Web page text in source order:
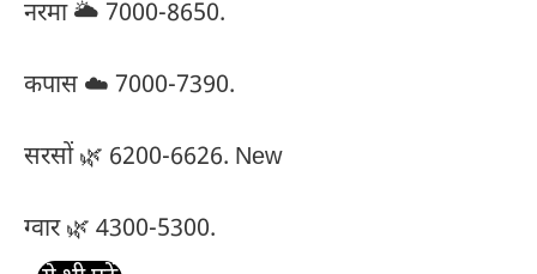
नरमा 🌥️ 7000-8650.
कपास ☁️ 7000-7390.
सरसों 🌿 6200-6626. New
ग्वार 🌿 4300-5300.